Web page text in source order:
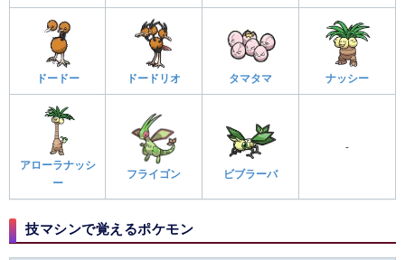
ドードー ドードリオ タマタマ ナッシー
アローラナッシ
ー
フライゴン ビブラーバ
-
技マシンで覚えるポケモン